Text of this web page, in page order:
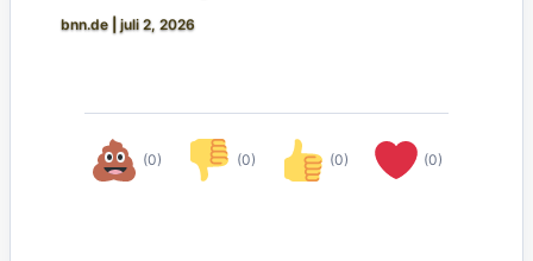
bnn.de juli 2, 2026
(0) (0) (0) (0)